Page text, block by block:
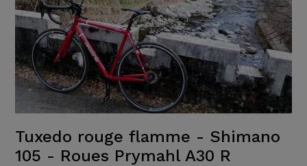
Tuxedo rouge flamme - Shimano
105 - Roues Prymahl A30 R